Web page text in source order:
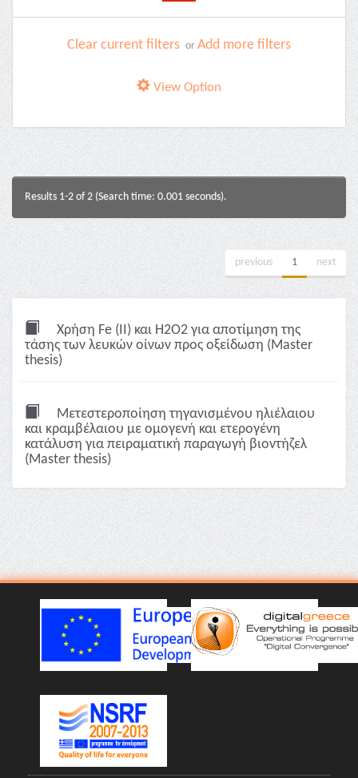
Clear current filters or Add more filters
View Option
Results 1-2 of 2 (Search time: 0.001 seconds).
previous 1 next
Χρήση Fe (II) και H2O2 για αποτίμηση της
τάσης των λευκών οίνων προς οξείδωση (Master
thesis)
Μετεστεροποίηση τηγανισμένου ηλιέλαιου
και κραμβέλαιου με ομογενή και ετερογένη
κατάλυση για πειραματική παραγωγή βιοντήζελ
(Master thesis)